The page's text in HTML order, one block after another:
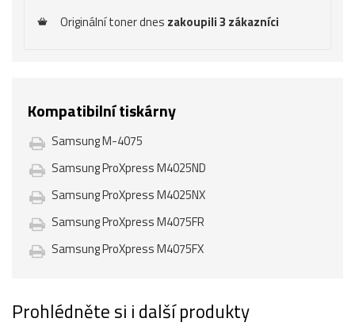
Originální toner dnes zakoupili 3 zákazníci
Kompatibilní tiskárny
Samsung M-4075
Samsung ProXpress M4025ND
Samsung ProXpress M4025NX
Samsung ProXpress M4075FR
Samsung ProXpress M4075FX
Prohlédněte si i další produkty